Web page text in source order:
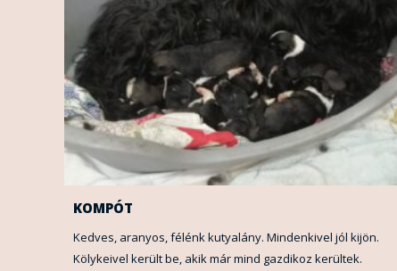
KOMPÓT
Kedves, aranyos, félénk kutyalány. Mindenkivel jól kijön.
Kölykeivel került be, akik már mind gazdikoz kerültek.